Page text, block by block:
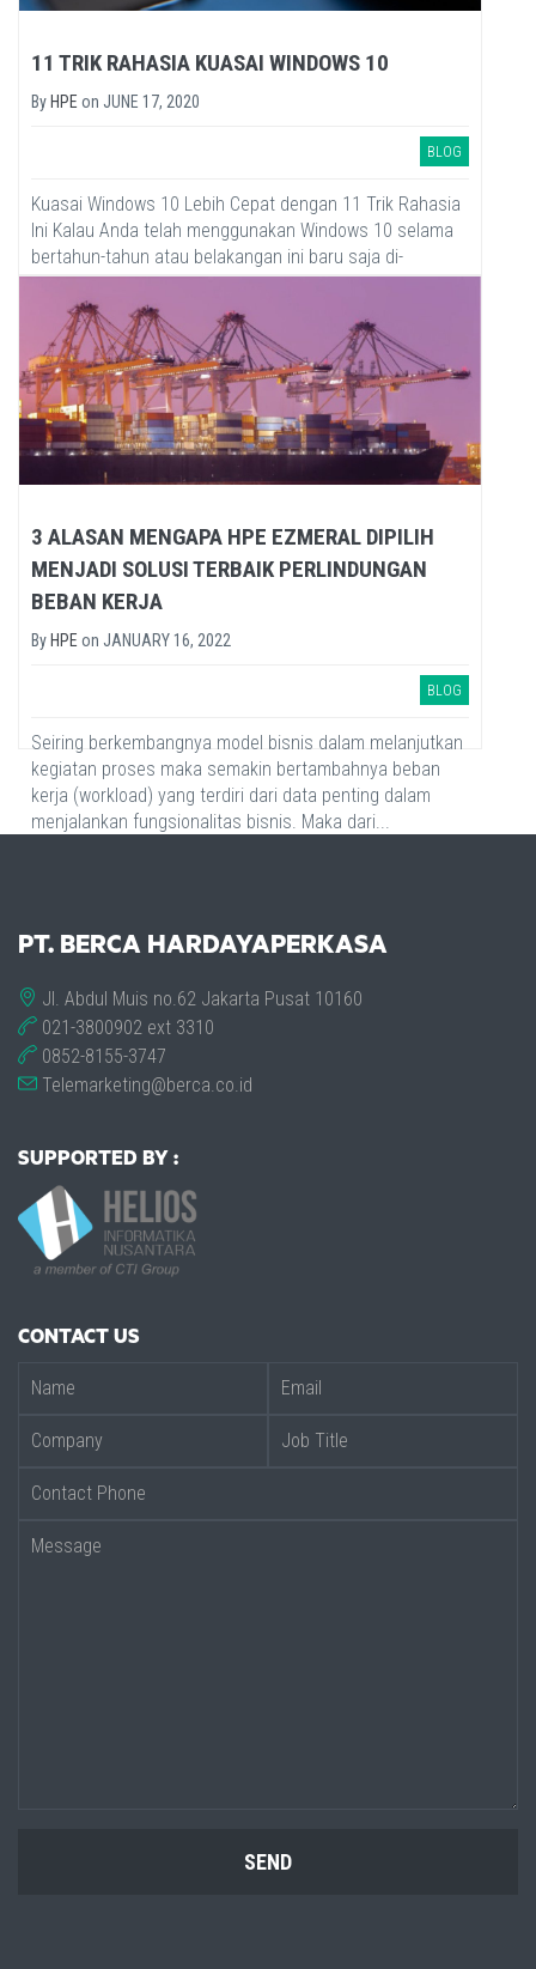
11 TRIK RAHASIA KUASAI WINDOWS 10
By HPE on JUNE 17, 2020
BLOG
Kuasai Windows 10 Lebih Cepat dengan 11 Trik Rahasia
Ini Kalau Anda telah menggunakan Windows 10 selama
bertahun-tahun atau belakangan ini baru saja di-
upgrade, ada...
3 ALASAN MENGAPA HPE EZMERAL DIPILIH
MENJADI SOLUSI TERBAIK PERLINDUNGAN
BEBAN KERJA
By HPE on JANUARY 16, 2022
BLOG
Seiring berkembangnya model bisnis dalam melanjutkan
kegiatan proses maka semakin bertambahnya beban
kerja (workload) yang terdiri dari data penting dalam
menjalankan fungsionalitas bisnis. Maka dari...
PT. BERCA HARDAYAPERKASA
Jl. Abdul Muis no.62 Jakarta Pusat 10160
021-3800902 ext 3310
0852-8155-3747
Telemarketing@berca.co.id
SUPPORTED BY :
CONTACT US